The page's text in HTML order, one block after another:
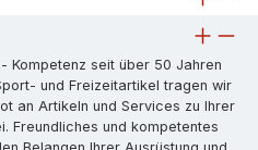
Kompetenz seit über 50 Jahren
und Freizeitartikel tragen wir
an Artikeln und Services zu Ihrer
Freundliches und kompetentes